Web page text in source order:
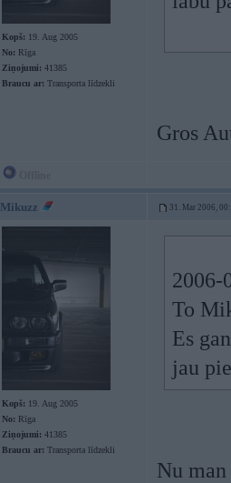
Kopš: 19. Aug 2005
No: Rīga
Ziņojumi: 41385
Braucu ar: Transporta līdzekli
Gros
Mikuzz 31. Mar 2006,
Kopš: 19. Aug 2005
No: Rīga
Ziņojumi: 41385
Braucu ar: Transporta līdzekli
2006-
To
Es
jau
Nu